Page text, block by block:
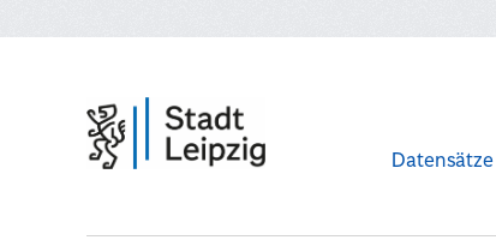
Datensätze